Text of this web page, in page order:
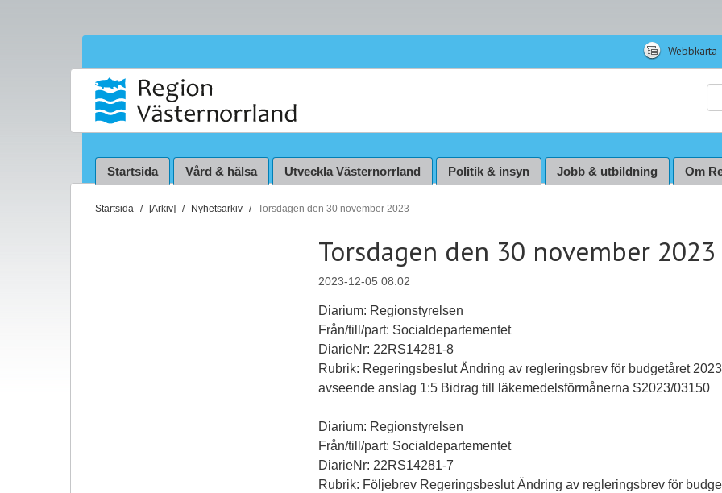
Webbkarta
Startsida Vård & hälsa Utveckla Västernorrland Politik & insyn Jobb & utbildning Om
D
Startsida [Arkiv] Nyhetsarkiv Torsdagen den 30 november 2023
Torsdagen den 30 november 2023
2023-12-05 08:02
Diarium: Regionstyrelsen
Från/till/part: Socialdepartementet
DiarieNr: 22RS14281-8
Rubrik: Regeringsbeslut Ändring av regleringsbrev för budgetåret 2023
avseende anslag 1:5 Bidrag till läkemedelsförmånerna S2023/03150
Diarium: Regionstyrelsen
Från/till/part: Socialdepartementet
DiarieNr: 22RS14281-7
Rubrik: Följebrev Regeringsbeslut Ändring av regleringsbrev för